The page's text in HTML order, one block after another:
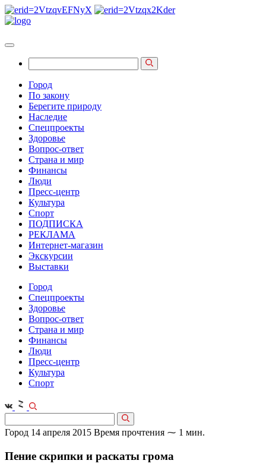
Город
По закону
Берегите природу
Наследие
Спецпроекты
Здоровье
Вопрос-ответ
Страна и мир
Финансы
Люди
Пресс-центр
Культура
Спорт
ПОДПИСКА
РЕКЛАМА
Интернет-магазин
Экскурсии
Выставки
Город
Спецпроекты
Здоровье
Вопрос-ответ
Страна и мир
Финансы
Люди
Пресс-центр
Культура
Спорт
Город 14 апреля 2015 Время прочтения ⁓ 1 мин.
Пение скрипки и раскаты грома